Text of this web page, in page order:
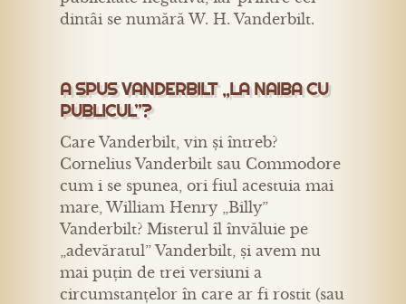
dintâi se numără W. H. Vanderbilt.
A SPUS VANDERBILT „LA NAIBA CU
PUBLICUL”?
Care Vanderbilt, vin și întreb?
Cornelius Vanderbilt sau Commodore
cum i se spunea, ori fiul acestuia mai
mare, William Henry „Billy”
Vanderbilt? Misterul îl învăluie pe
„adevăratul” Vanderbilt, și avem nu
mai puțin de trei versiuni a
circumstanțelor în care ar fi rostit (sau